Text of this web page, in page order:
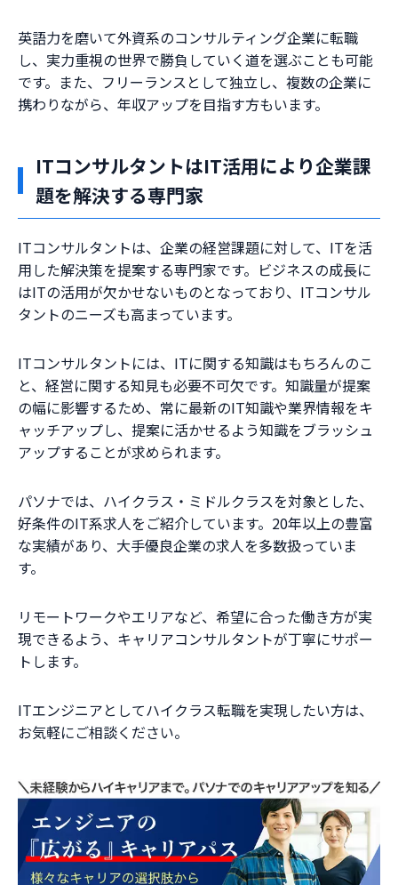
英語力を磨いて外資系のコンサルティング企業に転職
し、実力重視の世界で勝負していく道を選ぶことも可能
です。また、フリーランスとして独立し、複数の企業に
携わりながら、年収アップを目指す方もいます。
ITコンサルタントはIT活用により企業課
題を解決する専門家
ITコンサルタントは、企業の経営課題に対して、ITを活
用した解決策を提案する専門家です。ビジネスの成長に
はITの活用が欠かせないものとなっており、ITコンサル
タントのニーズも高まっています。
ITコンサルタントには、ITに関する知識はもちろんのこ
と、経営に関する知見も必要不可欠です。知識量が提案
の幅に影響するため、常に最新のIT知識や業界情報をキ
ャッチアップし、提案に活かせるよう知識をブラッシュ
アップすることが求められます。
パソナでは、ハイクラス・ミドルクラスを対象とした、
好条件のIT系求人をご紹介しています。20年以上の豊富
な実績があり、大手優良企業の求人を多数扱っていま
す。
リモートワークやエリアなど、希望に合った働き方が実
現できるよう、キャリアコンサルタントが丁寧にサポー
トします。
ITエンジニアとしてハイクラス転職を実現したい方は、
お気軽にご相談ください。